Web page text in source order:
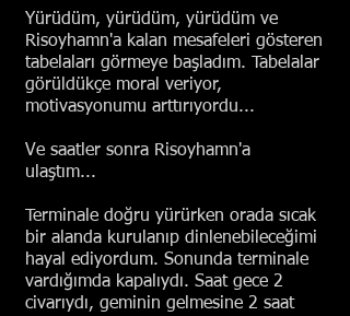
Yürüdüm, yürüdüm, yürüdüm ve
Risoyhamn'a kalan mesafeleri gösteren
tabelaları görmeye başladım. Tabelalar
görüldükçe moral veriyor,
motivasyonumu arttırıyordu...
Ve saatler sonra Risoyhamn'a
ulaştım...
Terminale doğru yürürken orada sıcak
bir alanda kurulanıp dinlenebileceğimi
hayal ediyordum. Sonunda terminale
vardığımda kapalıydı. Saat gece 2
civarıydı, geminin gelmesine 2 saat